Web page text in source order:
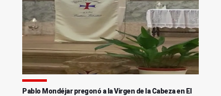
Pablo Mondéjar pregonó a la Virgen de la Cabeza en El